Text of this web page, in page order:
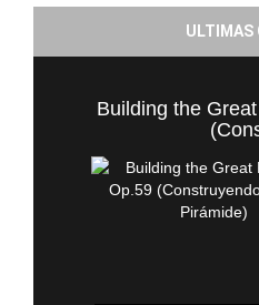
ULTIMAS
Building the